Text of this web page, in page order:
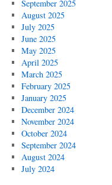
September 2025
August 2025
July 2025
June 2025
May 2025
April 2025
March 2025
February 2025
January 2025
December 2024
November 2024
October 2024
September 2024
August 2024
July 2024